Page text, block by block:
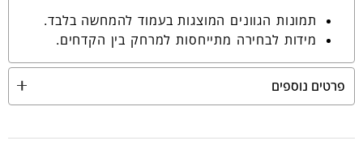
תמונות הגוונים המוצגות בעמוד להמחשה בלבד.
מידות לבחירה מתייחסות למרחק בין הקדחים.
פרטים נוספים